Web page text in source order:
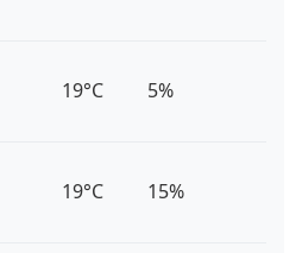
19°C 5%
19°C 15%